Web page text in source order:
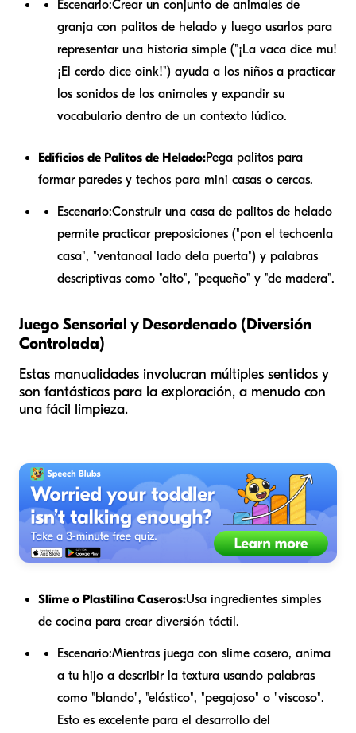
Escenario:Crear un conjunto de animales de
granja con palitos de helado y luego usarlos para
representar una historia simple ("¡La vaca dice mu!
¡El cerdo dice oink!") ayuda a los niños a practicar
los sonidos de los animales y expandir su
vocabulario dentro de un contexto lúdico.
Edificios de Palitos de Helado:Pega palitos para
formar paredes y techos para mini casas o cercas.
Escenario:Construir una casa de palitos de helado
permite practicar preposiciones ("pon el techoen la
casa", "ventanaal lado de la puerta") y palabras
descriptivas como "alto", "pequeño" y "de madera".
Juego Sensorial y Desordenado (Diversión
Controlada)
Estas manualidades involucran múltiples sentidos y
son fantásticas para la exploración, a menudo con
una fácil limpieza.
Slime o Plastilina Caseros:Usa ingredientes simples
de cocina para crear diversión táctil.
Escenario:Mientras juega con slime casero, anima
a tu hijo a describir la textura usando palabras
como "blando", "elástico", "pegajoso" o "viscoso".
Esto es excelente para el desarrollo del